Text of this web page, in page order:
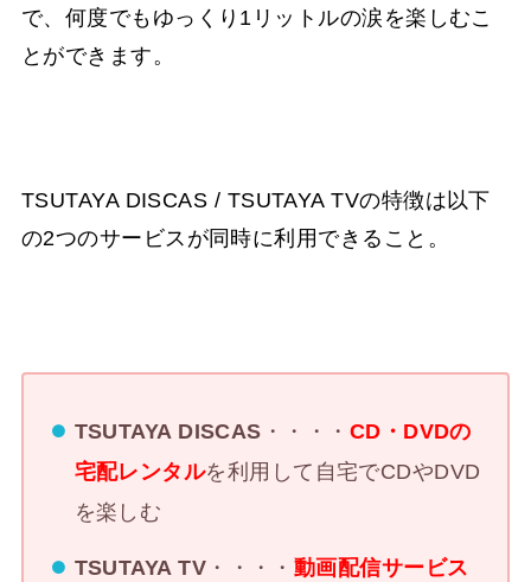
で、何度でもゆっくり1リットルの涙を楽しむこ
とができます。
TSUTAYA DISCAS / TSUTAYA TVの特徴は以下
の2つのサービスが同時に利用できること。
TSUTAYA DISCAS ・・・・ CD・DVDの
宅配レンタルを利用して自宅でCDやDVD
を楽しむ
TSUTAYA TV ・・・・ 動画配信サービス